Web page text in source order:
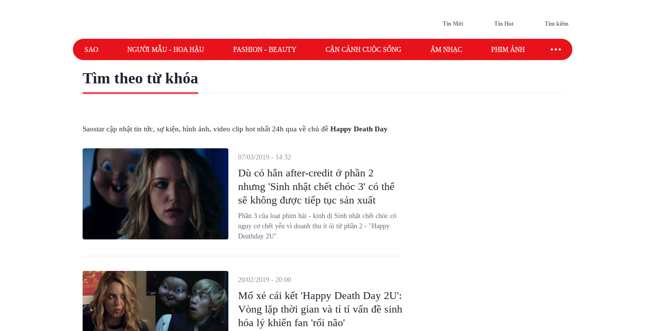
Tin Mới Tin Hot Tìm kiếm
SAO NGƯỜI MẪU - HOA HẬU FASHION - BEAUTY CẬN CẢNH CUỘC SỐNG ÂM NHẠC PHIM ẢNH SAO SPORT
Tìm theo từ khóa
Saostar cập nhật tin tức, sự kiện, hình ảnh, video clip hot nhất 24h qua về chủ đề Happy Death Day
Dù có hẳn after-credit ở phần 2
nhưng 'Sinh nhật chết chóc 3' có thể
sẽ không được tiếp tục sản xuất
07/03/2019 - 14:32
Phần 3 của loạt phim hài - kinh dị Sinh nhật chết chóc có
nguy cơ chết yểu vì doanh thu ít ỏi từ phần 2 - "Happy
Deathday 2U".
Mổ xẻ cái kết 'Happy Death Day 2U':
Vòng lặp thời gian và tỉ tỉ vấn đề sinh
hóa lý khiến fan 'rối não'
20/02/2019 - 20:00